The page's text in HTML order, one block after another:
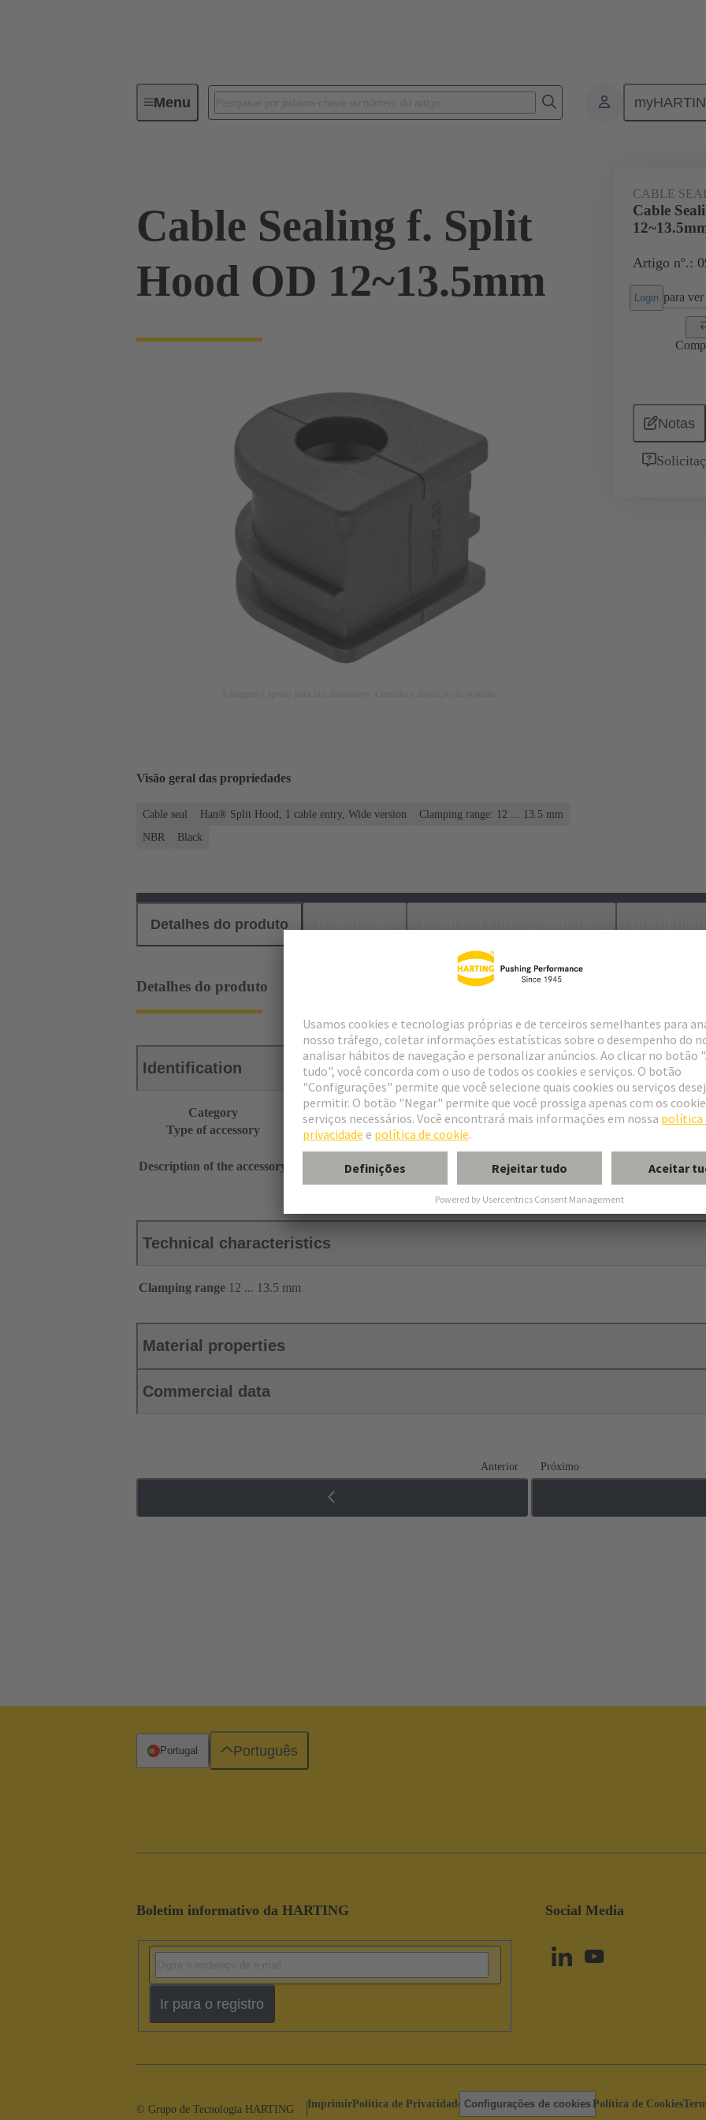
MenuIndustrial connectors / Han® Accessories Cable entry seal
Cable Sealing f. Split
Hood OD 12~13.5mm
CABLE
Cable
Artigo nº.:
Login para
Notas
Visão geral das propriedades
Cable seal Han® Split Hood, 1 cable entry, Wide version
Clamping range: 12 ... 13.5 mm
NBR
Black
Detalhes do produto
Detalhes do produto
Identification
Category
Accessories
Type of accessory
Cable seal
Description of the accessory
Han Split Hood
1 cable entry
Wide version
Technical characteristics
Clamping range 12 ... 13.5 mm
Material properties
Commercial data
Anterior Próximo
Boletim informativo da HARTING
Ir para o registro
Social Media
Portugal Português
© Grupo de Tecnologia HARTING ImprimirPolítica de Privacidade Configurações de cookiesPolítica de Cookies